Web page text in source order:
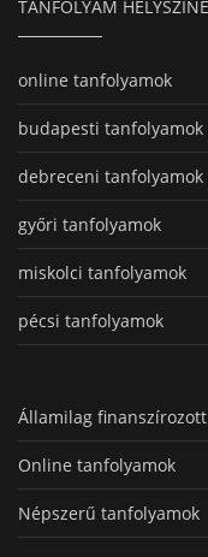
TANFOLYAM
online tanfolyamok
budapesti tanfolyamok
debreceni tanfolyamok
győri tanfolyamok
miskolci tanfolyamok
pécsi tanfolyamok
Államilag
Online tanfolyamok
Népszerű tanfolyamok